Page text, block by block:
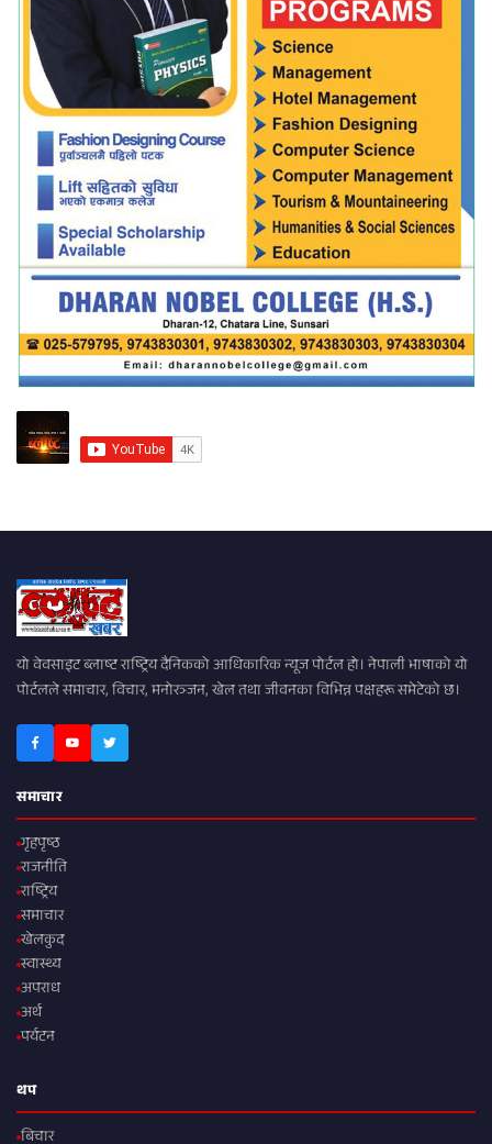
यो वेवसाइट ब्लाष्ट राष्ट्रिय दैनिकको आधिकारिक न्यूज पोर्टल हो। नेपाली भाषाको यो
पोर्टलले समाचार, विचार, मनोरञ्जन, खेल तथा जीवनका विभिन्न पक्षहरू समेटेको छ।
समाचार
गृहपृष्ठ
राजनीति
राष्ट्रिय
समाचार
खेलकुद
स्वास्थ्य
अपराध
अर्थ
पर्यटन
थप
बिचार